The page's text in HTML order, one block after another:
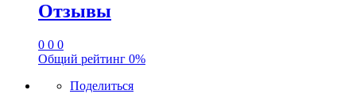
Отзывы
0 0 0
Общий рейтинг 0%
Поделиться